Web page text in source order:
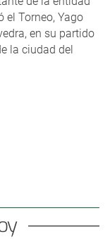
el Torneo, Yago
en su partido
la ciudad del